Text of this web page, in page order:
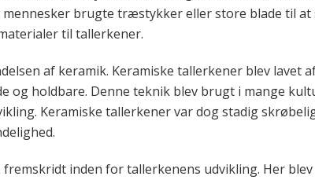
brugte træstykker eller store blade til at
til tallerkener.
af keramik. Keramiske tallerkener blev lavet
og holdbare. Denne teknik blev brugt i mange
Keramiske tallerkener var dog stadig
fremskridt inden for tallerkenens udvikling. Her